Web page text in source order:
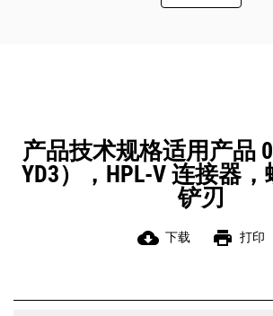
产品技术规格适用产品
YD3），HPL-V 连接器
铲刃
cloud_download 下载 print 打印